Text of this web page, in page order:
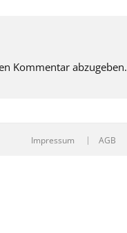
Kommentar abzugeben.
Impressum AGB